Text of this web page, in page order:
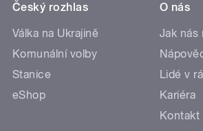
Český rozhlas
Válka na Ukrajině
Komunální volby
Stanice
eShop
O nás
Jak nás
Lidé v
Kariéra
Kontakt